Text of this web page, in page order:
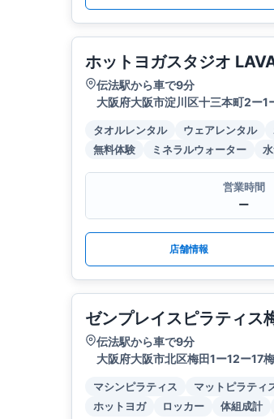
ホットヨガスタジオ
伝法駅から車で9分
大阪府大阪市淀川区十三本町2ー
タオルレンタル ウェアレンタル
無料体験
ミネラルウォーター
営業時間
ー
店舗情報
ゼンプレイスピラティス
伝法駅から車で9分
大阪府大阪市北区梅田1ー12ー17
マシンピラティス マットピラティ
ホットヨガ
ロッカー 体組成計